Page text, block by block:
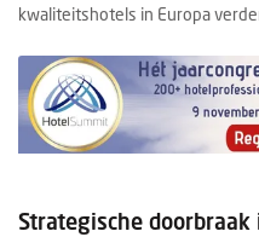
kwaliteitshotels in Europa
Strategische